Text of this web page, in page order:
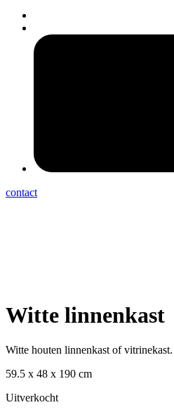
contact
Witte linnenkast
Witte houten linnenkast of vitrinekast.
59.5 x 48 x 190 cm
Uitverkocht